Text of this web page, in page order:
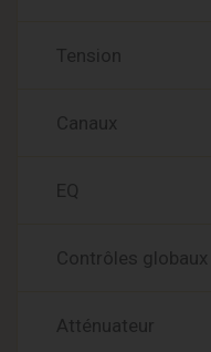
Tension
Canaux
EQ
Contrôles globaux
Atténuateur